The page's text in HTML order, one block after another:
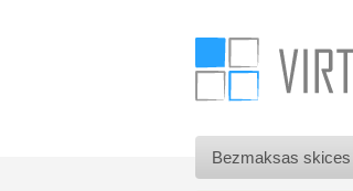
Bezmaksas skices